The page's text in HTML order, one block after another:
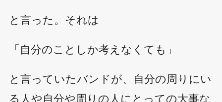
と言った。それは
「自分のことしか考えなくても」
と言っていたバンドが、自分の周りにい
る人や自分や周りの人にとっての大事な